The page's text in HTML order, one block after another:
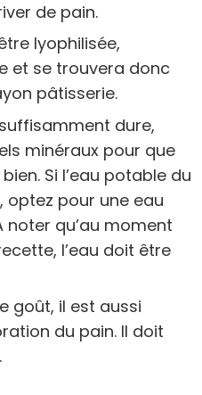
de pain.
lyophilisée,
et se trouvera donc
pâtisserie.
dure,
minéraux pour que
Si l’eau potable du
pour une eau
noter qu’au moment
l’eau doit être
goût, il est aussi
du pain. Il doit